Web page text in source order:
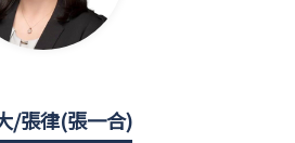
/張律(張一合)